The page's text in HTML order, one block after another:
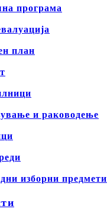
програма
план
и раководење
изборни предмети